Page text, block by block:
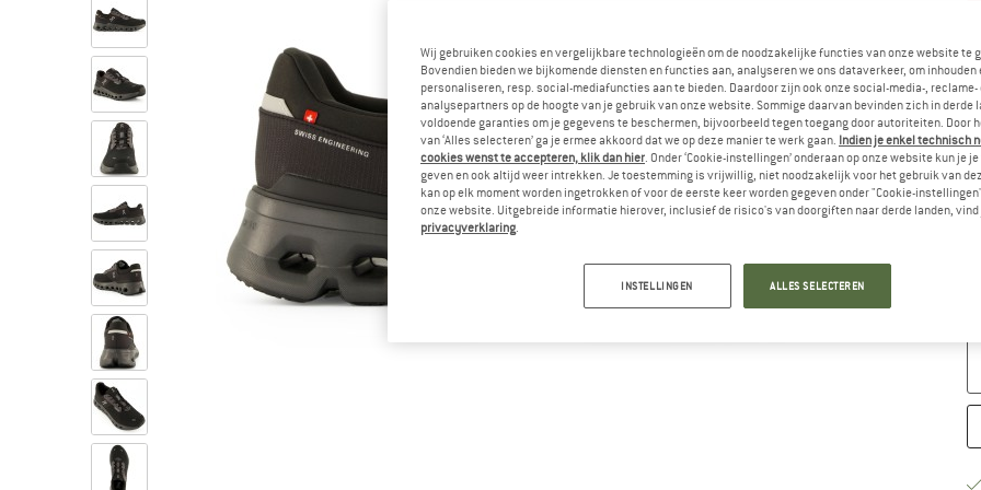
Wij gebruiken cookies en vergelijkbare technologieën om de noodzakelijke functies van onze website te
Bovendien bieden we bijkomende diensten en functies aan, analyseren we ons dataverkeer, om inhouden
personaliseren, resp. social-mediafuncties aan te bieden. Daardoor zijn ook onze social-media-, reclame-
analysepartners op de hoogte van je gebruik van onze website. Sommige daarvan bevinden zich in derde
voldoende garanties om je gegevens te beschermen, bijvoorbeeld tegen toegang door autoriteiten. Door
van ‘Alles selecteren’ ga je ermee akkoord dat we op deze manier te werk gaan. Indien je enkel technisch
cookies wenst te accepteren, klik dan hier. Onder ‘Cookie-instellingen’ onderaan op onze website kun je
geven en ook altijd weer intrekken. Je toestemming is vrijwillig, niet noodzakelijk voor het gebruik van
kan op elk moment worden ingetrokken of voor de eerste keer worden gegeven onder "Cookie-
onze website. Uitgebreide informatie hierover, inclusief de risico's van doorgiften naar derde landen, vind
privacyverklaring.
INSTELLINGEN ALLES SELECTEREN